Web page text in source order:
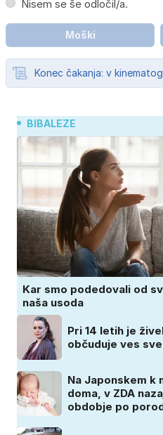
Nisem se še odločil/a.
Moški
Konec čakanja: v
BIBALEZE
Kar smo podedovali od
naša usoda
Pri 14 letih je
občuduje ves
Na Japonskem k
doma, v ZDA
obdobje po